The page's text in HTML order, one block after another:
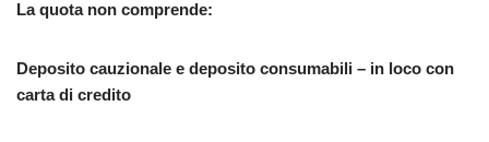
La quota non comprende:
Deposito cauzionale e deposito consumabili – in loco con
carta di credito